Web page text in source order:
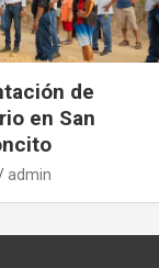
de
en San
admin